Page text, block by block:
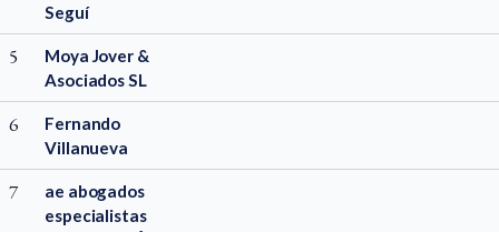
Seguí
5
Moya Jover &
Asociados SL
6
Fernando
Villanueva
7
ae abogados
especialistas